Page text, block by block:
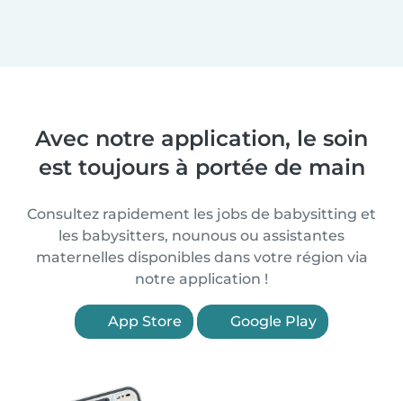
Avec notre application, le soin
est toujours à portée de main
Consultez rapidement les jobs de babysitting et
les babysitters, nounous ou assistantes
maternelles disponibles dans votre région via
notre application !
App Store Google Play